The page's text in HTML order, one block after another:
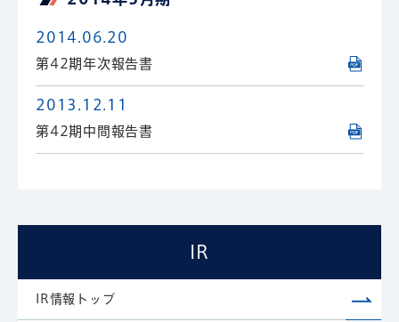
2014.06.20
第42期年次報告書
2013.12.11
第42期中間報告書
IR
IR情報トップ